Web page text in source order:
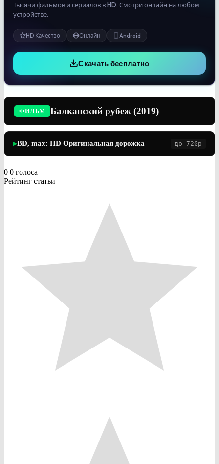
Тысячи фильмов и сериалов в HD. Смотри онлайн на любом
устройстве.
HD Качество Онлайн Android
Скачать бесплатно
ФИЛЬМ Балканский рубеж (2019)
▶BD, max: HD Оригинальная дорожка до 720p
0 0 голоса
Рейтинг статьи